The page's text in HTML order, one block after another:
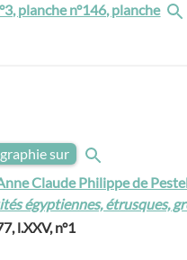
planche n°146, planche
sur
Claude Philippe de
égyptiennes, étrusques,
l.XXV, n°1